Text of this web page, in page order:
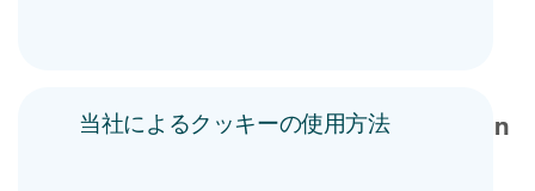
当社によるクッキーの使用方法